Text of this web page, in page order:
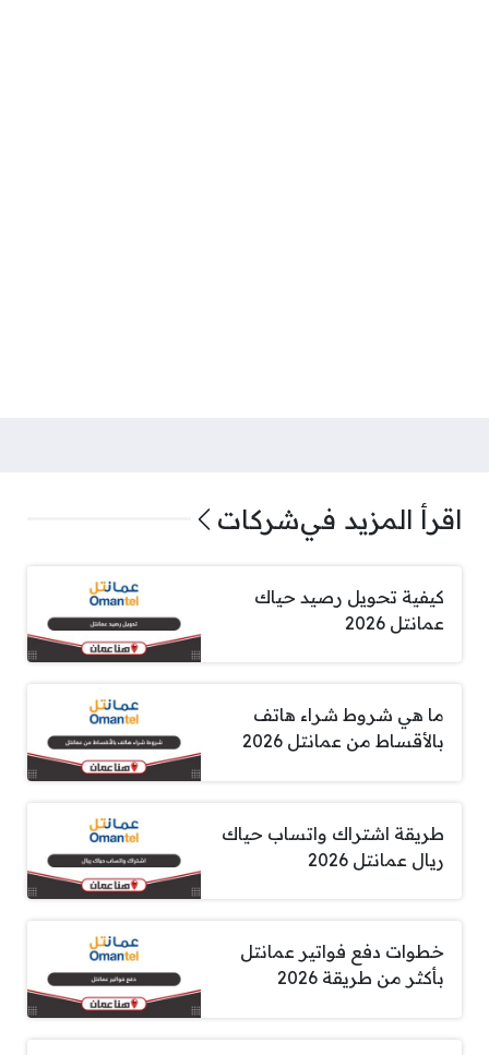
اقرأ المزيد فيشركات
كيفية تحويل رصيد حياك
عمانتل 2026
ما هي شروط شراء هاتف
بالأقساط من عمانتل 2026
طريقة اشتراك واتساب حياك
ريال عمانتل 2026
خطوات دفع فواتير عمانتل
بأكثر من طريقة 2026